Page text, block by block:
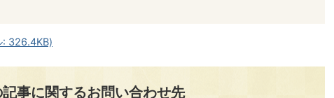
: 326.4KB)
記事に関するお問い合わせ先